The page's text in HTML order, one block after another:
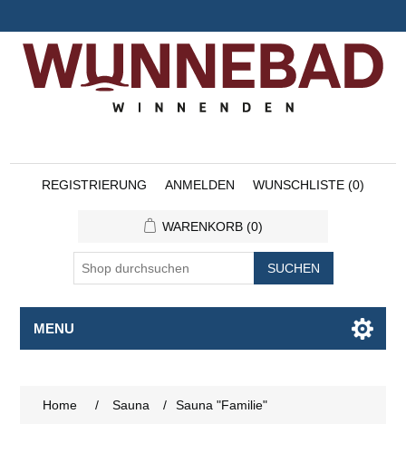
REGISTRIERUNG ANMELDEN WUNSCHLISTE (0)
WARENKORB (0)
SUCHEN
MENU
Home / Sauna / Sauna "Familie"